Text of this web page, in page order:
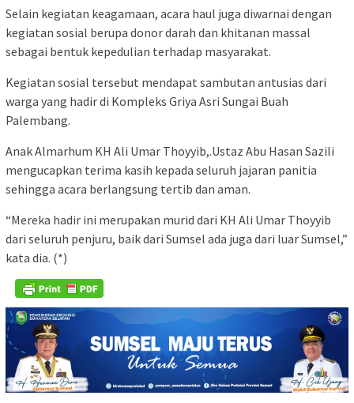
Selain kegiatan keagamaan, acara haul juga diwarnai dengan
kegiatan sosial berupa donor darah dan khitanan massal
sebagai bentuk kepedulian terhadap masyarakat.
Kegiatan sosial tersebut mendapat sambutan antusias dari
warga yang hadir di Kompleks Griya Asri Sungai Buah
Palembang.
Anak Almarhum KH Ali Umar Thoyyib,.Ustaz Abu Hasan Sazili
mengucapkan terima kasih kepada seluruh jajaran panitia
sehingga acara berlangsung tertib dan aman.
“Mereka hadir ini merupakan murid dari KH Ali Umar Thoyyib
dari seluruh penjuru, baik dari Sumsel ada juga dari luar Sumsel,”
kata dia. (*)